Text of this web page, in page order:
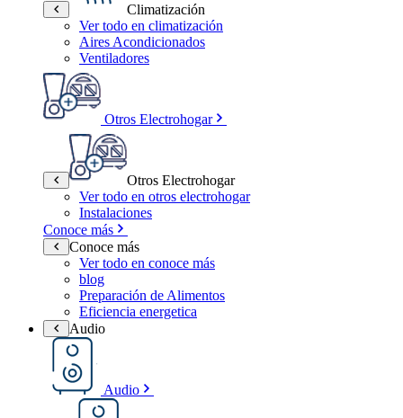
Climatización
Ver todo en climatización
Aires Acondicionados
Ventiladores
Otros Electrohogar
Otros Electrohogar
Ver todo en otros electrohogar
Instalaciones
Conoce más
Conoce más
Ver todo en conoce más
blog
Preparación de Alimentos
Eficiencia energetica
Audio
Audio